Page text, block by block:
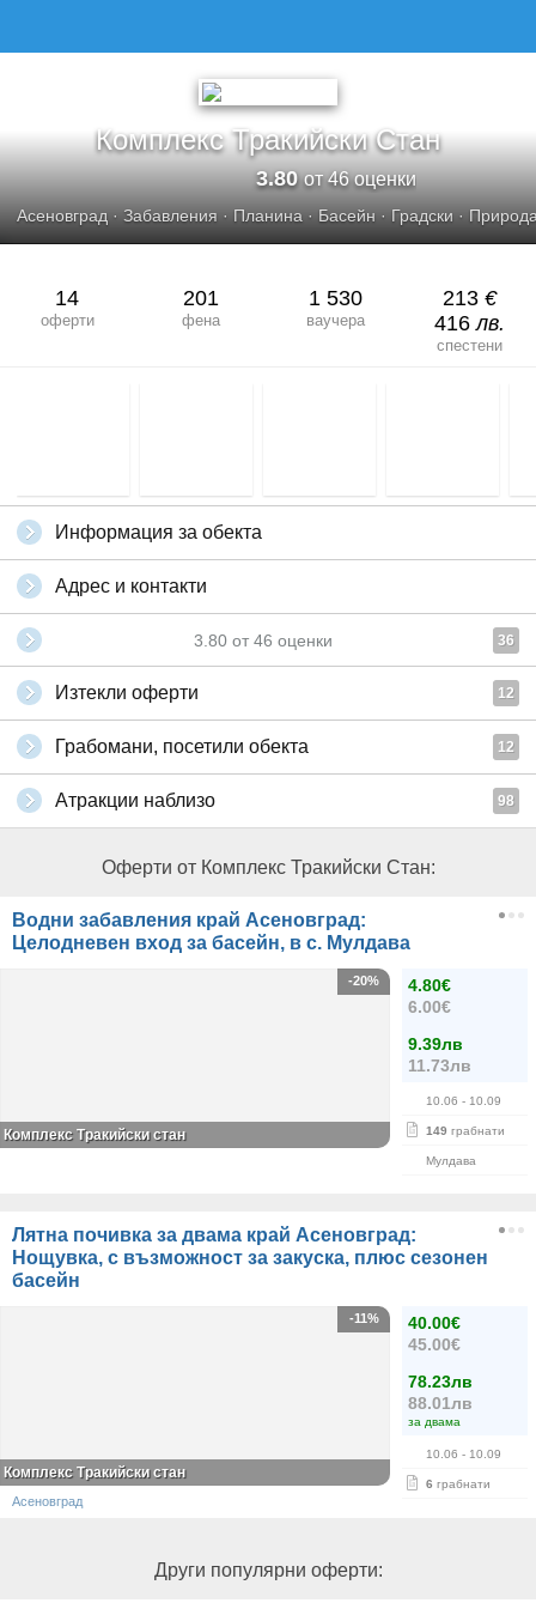
Комплекс Тракийски Стан
3.80от 46 оценки
Асеновград · Забавления · Планина · Басейн · Градски ·
14
оферти
201
фена
1 530
ваучера
213 €
416лв.
спестени
Информация за обекта
Адрес и контакти
3.80 от 46 оценки 36
Изтекли оферти 12
Грабомани, посетили обекта 12
Атракции наблизо 98
Оферти от Комплекс Тракийски Стан:
Водни забавления край Асеновград:
Целодневен вход за басейн, в с. Мулдава
4.80€
6.00€
9.39лв
11.73лв
10.06 - 10.09
149 грабнати
Мулдава
-20%
Комплекс Тракийски стан
Лятна почивка за двама край Асеновград:
Нощувка, с възможност за закуска, плюс сезонен
басейн
40.00€
45.00€
78.23лв
88.01лв
за двама
10.06 - 10.09
6 грабнати
-11%
Комплекс Тракийски стан
Асеновград
Други популярни оферти: